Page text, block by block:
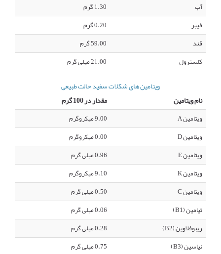
آب
1.30 گرم
فیبر
0.20 گرم
قند
59.00 گرم
کلسترول
21.00 میلی گرم
ویتامین های شکلات سفید حالت طبیعی
نام ویتامین
مقدار در 100 گرم
ویتامین A
9.00 میکروگرم
ویتامین D
0.00 میکروگرم
ویتامین E
0.96 میلی گرم
ویتامین K
9.10 میکروگرم
ویتامین C
0.50 میلی گرم
تیامین (B1)
0.06 میلی گرم
ریبوفلاوین (B2)
0.28 میلی گرم
نیاسین (B3)
0.75 میلی گرم